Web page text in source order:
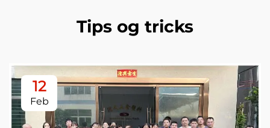
Tips og tricks
12
Feb